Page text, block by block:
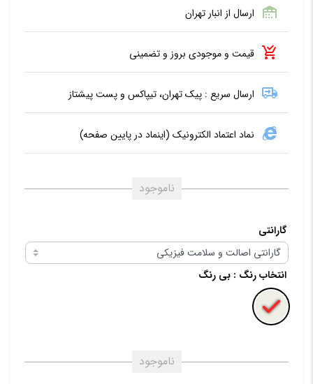
ارسال از انبار تهران
قیمت و موجودی بروز و تضمینی
ارسال سریع : پیک تهران، تیپاکس و پست پیشتاز
نماد اعتماد الکترونیک (اینماد در پایین صفحه)
ناموجود
گارانتی
انتخاب رنگ : بی رنگ
ناموجود